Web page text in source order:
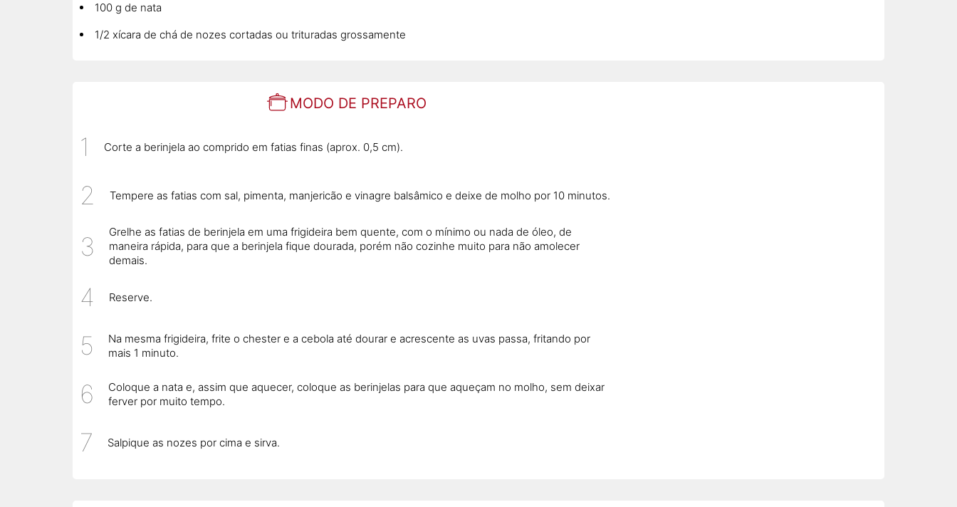
100 g de nata
1/2 xícara de chá de nozes cortadas ou trituradas grossamente
MODO DE PREPARO
Corte a berinjela ao comprido em fatias finas (aprox. 0,5 cm).
Tempere as fatias com sal, pimenta, manjericão e vinagre balsâmico e deixe de molho por 10 minutos.
Grelhe as fatias de berinjela em uma frigideira bem quente, com o mínimo ou nada de óleo, de
maneira rápida, para que a berinjela fique dourada, porém não cozinhe muito para não amolecer
demais.
Reserve.
Na mesma frigideira, frite o chester e a cebola até dourar e acrescente as uvas passa, fritando por
mais 1 minuto.
Coloque a nata e, assim que aquecer, coloque as berinjelas para que aqueçam no molho, sem deixar
ferver por muito tempo.
Salpique as nozes por cima e sirva.